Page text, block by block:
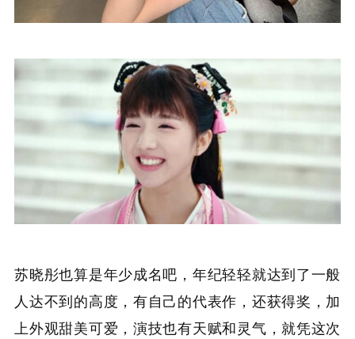
苏晓彤也算是年少成名吧，年纪轻轻就达到了一般
人达不到的高度，有自己的代表作，还获得奖，加
上外观甜美可爱，演技也有天赋和灵气，就凭这次